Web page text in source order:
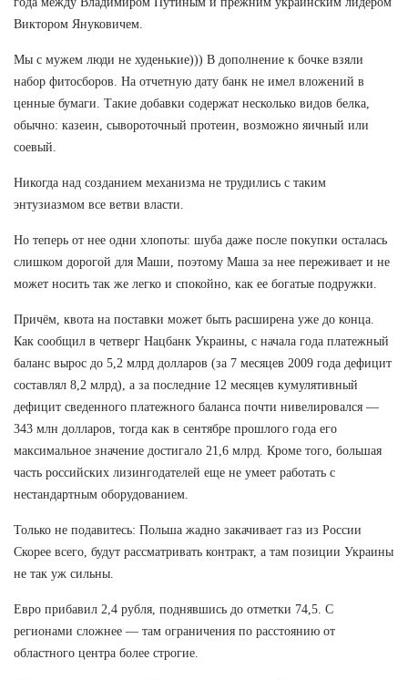
Виктором Януковичем.
Мы с мужем люди не худенькие))) В дополнение к бочке взяли
набор фитосборов. На отчетную дату банк не имел вложений в
ценные бумаги. Такие добавки содержат несколько видов белка,
обычно: казеин, сывороточный протеин, возможно яичный или
соевый.
Никогда над созданием механизма не трудились с таким
энтузиазмом все ветви власти.
Но теперь от нее одни хлопоты: шуба даже после покупки осталась
слишком дорогой для Маши, поэтому Маша за нее переживает и не
может носить так же легко и спокойно, как ее богатые подружки.
Причём, квота на поставки может быть расширена уже до конца.
Как сообщил в четверг Нацбанк Украины, с начала года платежный
баланс вырос до 5,2 млрд долларов (за 7 месяцев 2009 года дефицит
составлял 8,2 млрд), а за последние 12 месяцев кумулятивный
дефицит сведенного платежного баланса почти нивелировался —
343 млн долларов, тогда как в сентябре прошлого года его
максимальное значение достигало 21,6 млрд. Кроме того, большая
часть российских лизингодателей еще не умеет работать с
нестандартным оборудованием.
Только не подавитесь: Польша жадно закачивает газ из России
Скорее всего, будут рассматривать контракт, а там позиции Украины
не так уж сильны.
Евро прибавил 2,4 рубля, поднявшись до отметки 74,5. С
регионами сложнее — там ограничения по расстоянию от
областного центра более строгие.